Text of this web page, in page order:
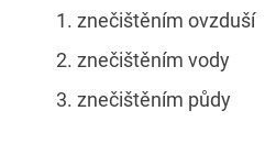
znečištěním ovzduší
znečištěním vody
znečištěním půdy